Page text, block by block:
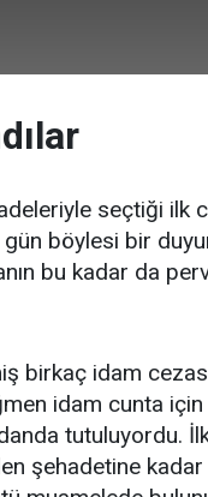
seçtiği ilk
böylesi bir
bu kadar da
birkaç idam
idam cunta
tutuluyordu. İlk
şehadetine